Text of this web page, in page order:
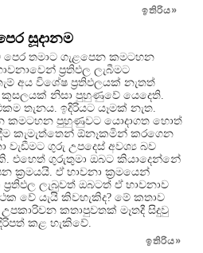
ඉතිරිය»
සූදානම
පෙර තමාට ගැළපෙන කමටහන
ප්‍රතිඵල ලැබීමට
අය විශේෂ ප්‍රතිඵලයක් නැතත්
කුසලයක් නිසා පුහුණුවේ යෙදෙති.
තැනය. ඉදිරියට යෑමක් නැත.
කමටහන පුහුණුවට යොදාගත හොත්
කැමැත්තෙන් ඕනෑකමින් කරගෙන
වැඩීමට ගුරු උපදෙස් අවශ්‍ය බව
එහෙත් ගුරුතුමා ඔබට කියාදෙන්නේ
ක්‍රමයයි. ඒ භාවනා ක්‍රමයෙන්
ලැබුවත් ඔබටත් ඒ භාවනාව
වේ යැයි කිවහැකිද? මේ කතාව
කතාපුවතක් මෑතදී සිදුවු
කළ හැකිවේ.
ඉතිරිය»